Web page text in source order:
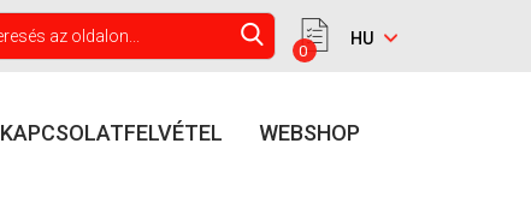
0
KAPCSOLATFELVÉTEL WEBSHOP